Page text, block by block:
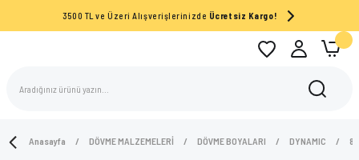
3500 TL ve Üzeri Alışverişlerinizde Ücretsiz Kargo!
Anasayfa DÖVME MALZEMELERİ DÖVME BOYALARI DYNAMIC 8